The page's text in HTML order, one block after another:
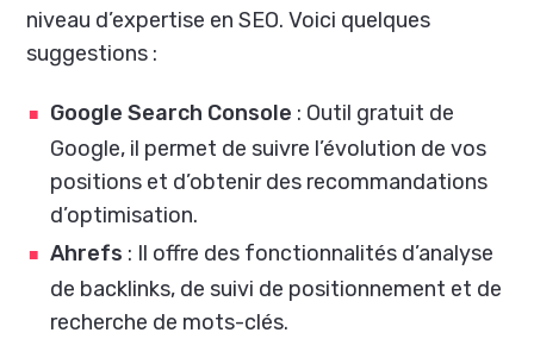
niveau d’expertise en SEO. Voici quelques
suggestions :
Google Search Console : Outil gratuit de
Google, il permet de suivre l’évolution de vos
positions et d’obtenir des recommandations
d’optimisation.
Ahrefs : Il offre des fonctionnalités d’analyse
de backlinks, de suivi de positionnement et de
recherche de mots-clés.